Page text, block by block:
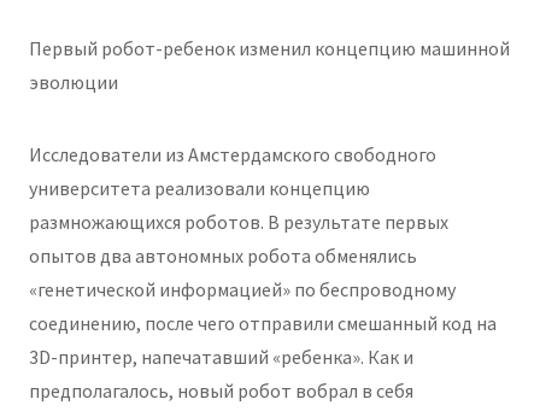
Первый робот-ребенок изменил концепцию машинной
эволюции
Исследователи из Амстердамского свободного
университета реализовали концепцию
размножающихся роботов. В результате первых
опытов два автономных робота обменялись
«генетической информацией» по беспроводному
соединению, после чего отправили смешанный код на
3D-принтер, напечатавший «ребенка». Как и
предполагалось, новый робот вобрал в себя